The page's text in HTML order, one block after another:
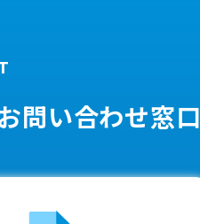
問い合わせ窓口